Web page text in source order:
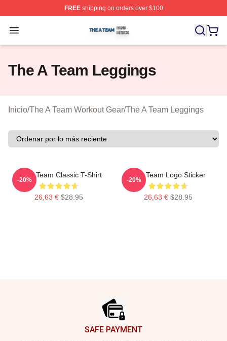
FREEshipping on orders over $100
Open menu
The A Team Shop ⚡️ Officially Licensed The A Team
The A Team Leggings
Inicio/The A Team Workout Gear/The A Team Leggings
The A Team Classic T-Shirt
26,63 € $28.95
-20%
The Team Logo Sticker
26,63 € $28.95
-20%
SAFE PAYMENT